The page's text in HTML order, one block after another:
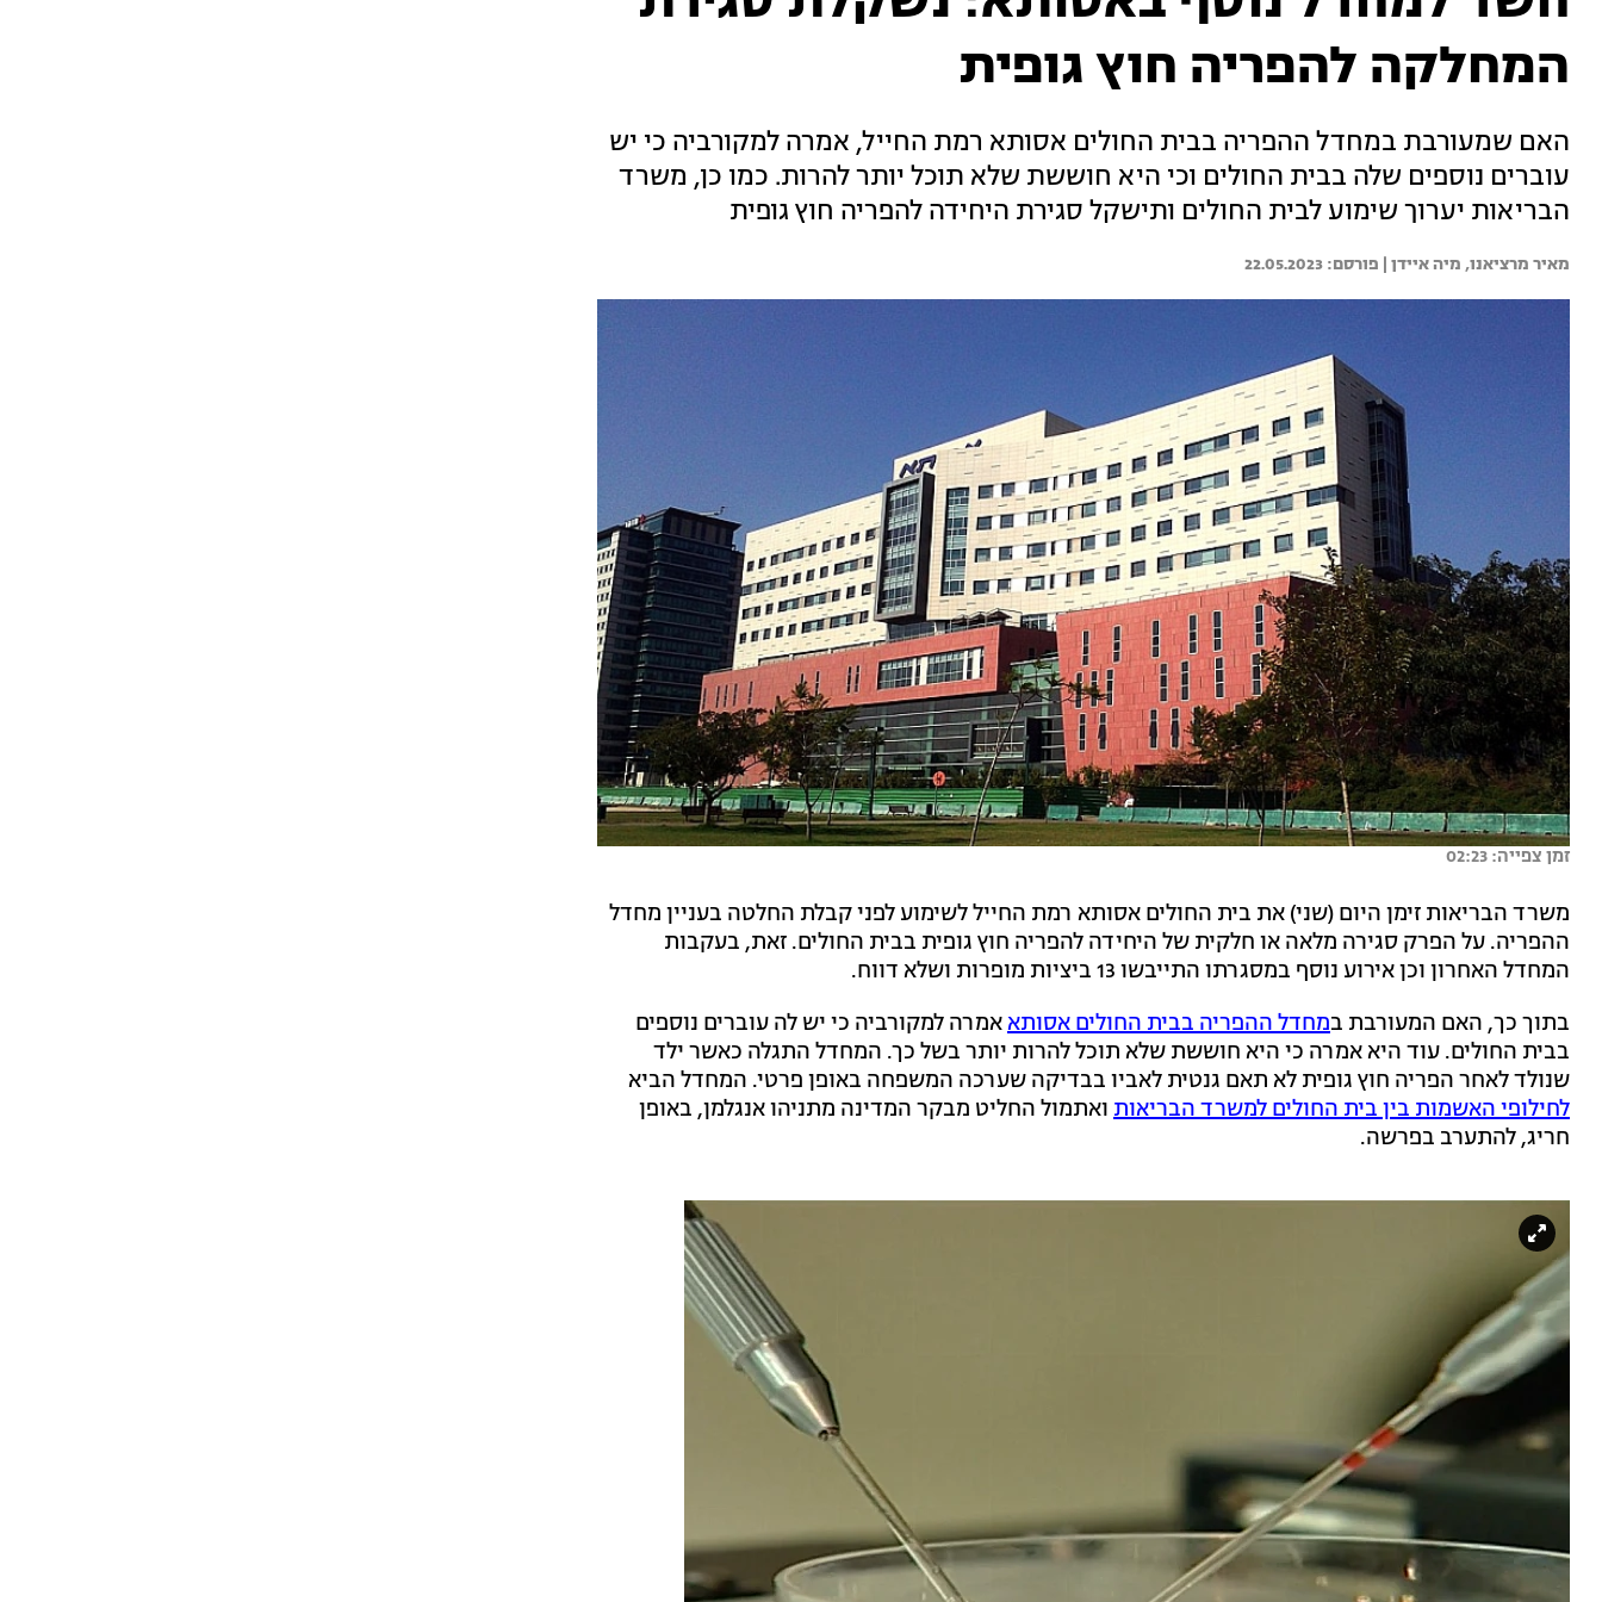
המחלקה להפריה חוץ גופית
האם שמעורבת במחדל ההפריה בבית החולים אסותא רמת החייל, אמרה למקורביה כי יש
עוברים נוספים שלה בבית החולים וכי היא חוששת שלא תוכל יותר להרות. כמו כן, משרד
הבריאות יערוך שימוע לבית החולים ותישקל סגירת היחידה להפריה חוץ גופית
מאיר מרציאנו, מיה איידן | 22.05.2023
זמן צפייה: 02:23
משרד הבריאות זימן היום (שני) את בית החולים אסותא רמת החייל לשימוע לפני קבלת החלטה בעניין מחדל
ההפריה. על הפרק סגירה מלאה או חלקית של היחידה להפריה חוץ גופית בבית החולים. זאת, בעקבות
המחדל האחרון וכן אירוע נוסף במסגרתו התייבשו 13 ביציות מופרות ושלא דווח.
בתוך כך, האם המעורבת במחדל ההפריה בבית החולים אסותאאמרה למקורביה כי יש לה עוברים נוספים
בבית החולים. עוד היא אמרה כי היא חוששת שלא תוכל להרות יותר בשל כך. המחדל התגלה כאשר ילד
שנולד לאחר הפריה חוץ גופית לא תאם גנטית לאביו בבדיקה שערכה המשפחה באופן פרטי. המחדל הביא
לחילופי האשמות בין בית החולים למשרד הבריאות ואתמול החליט מבקר המדינה מתניהו אנגלמן, באופן
חריג, להתערב בפרשה.